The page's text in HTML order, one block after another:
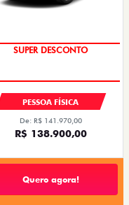
SUPER DESCONTO
PESSOA FÍSICA
De: R$ 141.970,00
R$ 138.900,00
Quero agora!